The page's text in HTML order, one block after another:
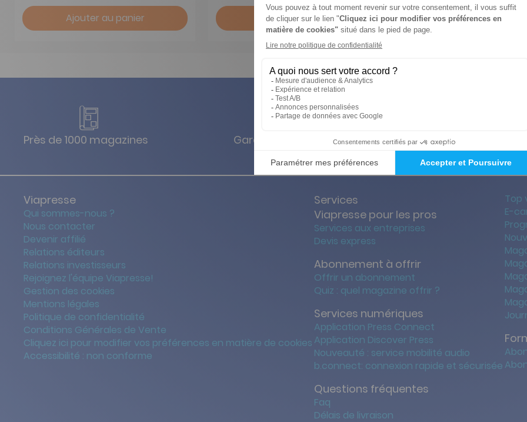
Ajouter au panier Ajouter au panier Ajouter au
Près de 1000 magazines Garanties des prix les + bas
Viapresse
Qui sommes-nous ?
Nous contacter
Devenir affilié
Relations éditeurs
Relations investisseurs
Rejoignez l'équipe Viapresse!
Gestion des cookies
Mentions légales
Politique de confidentialité
Conditions Générales de Vente
Cliquez ici pour modifier vos préférences en matière de cookies
Accessibilité : non conforme
Services
Viapresse pour les pros
Services aux entreprises
Devis express
Abonnement à offrir
Offrir un abonnement
Quiz : quel magazine offrir ?
Services numériques
Application Press Connect
Application Discover Press
Nouveauté : service mobilité audio
b.connect: connexion rapide et sécurisée
Questions fréquentes
Faq
Délais de livraison
Top
E-